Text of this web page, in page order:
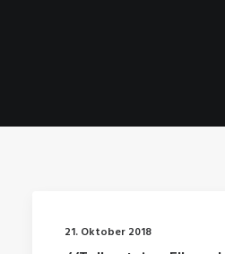
21. Oktober 2018